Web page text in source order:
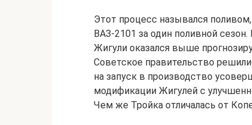
Этот процесс назывался
ВАЗ-2101 за один поливной
Жигули оказался выше
Советское правительство
на запуск в производство
модификации Жигулей с
Чем же Тройка отличалась от